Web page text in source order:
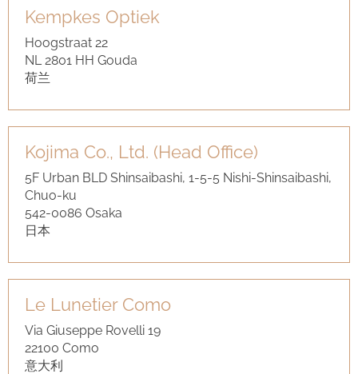
Kempkes Optiek
Hoogstraat 22
NL 2801 HH Gouda
荷兰
Kojima Co., Ltd. (Head Office)
5F Urban BLD Shinsaibashi, 1-5-5 Nishi-Shinsaibashi,
Chuo-ku
542-0086 Osaka
日本
Le Lunetier Como
Via Giuseppe Rovelli 19
22100 Como
意大利